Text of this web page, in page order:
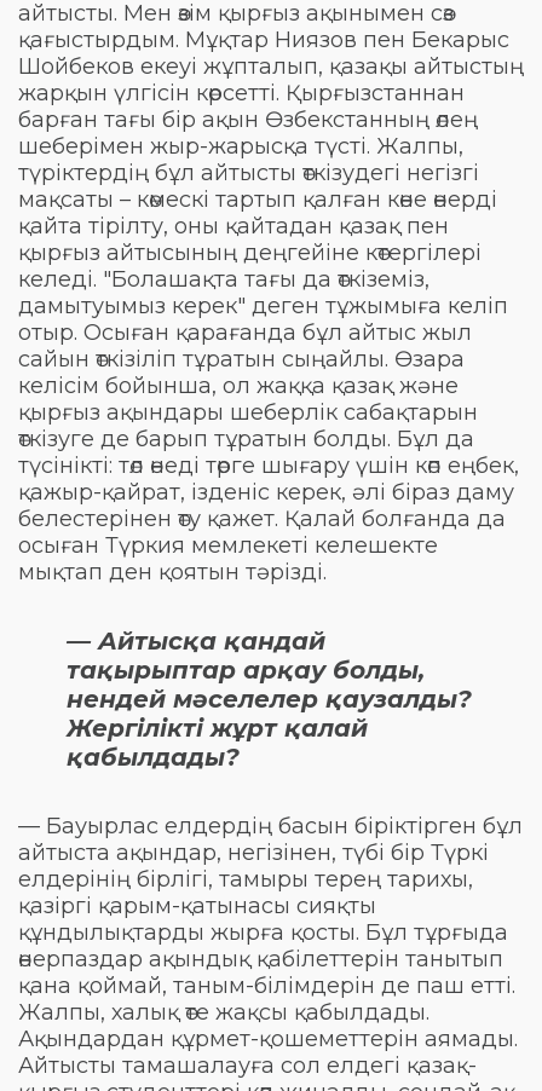
айтысты. Мен өзім қырғыз ақынымен сөз
қағыстырдым. Мұқтар Ниязов пен Бекарыс
Шойбеков екеуі жұпталып, қазақы айтыстың
жарқын үлгісін көрсетті. Қырғызстаннан
барған тағы бір ақын Өзбекстанның өлең
шеберімен жыр-жарысқа түсті. Жалпы,
түріктердің бұл айтысты өткізудегі негізгі
мақсаты – көмескі тартып қалған көне өнерді
қайта тірілту, оны қайтадан қазақ пен
қырғыз айтысының деңгейіне көтергілері
келеді. "Болашақта тағы да өткіземіз,
дамытуымыз керек" деген тұжымыға келіп
отыр. Осыған қарағанда бұл айтыс жыл
сайын өткізіліп тұратын сыңайлы. Өзара
келісім бойынша, ол жаққа қазақ және
қырғыз ақындары шеберлік сабақтарын
өткізуге де барып тұратын болды. Бұл да
түсінікті: төл өнеді төрге шығару үшін көп еңбек,
қажыр-қайрат, ізденіс керек, әлі біраз даму
белестерінен өту қажет. Қалай болғанда да
осыған Түркия мемлекеті келешекте
мықтап ден қоятын тәрізді.
— Айтысқа қандай
тақырыптар арқау болды,
нендей мәселелер қаузалды?
Жергілікті жұрт қалай
қабылдады?
— Бауырлас елдердің басын біріктірген бұл
айтыста ақындар, негізінен, түбі бір Түркі
елдерінің бірлігі, тамыры терең тарихы,
қазіргі қарым-қатынасы сияқты
құндылықтарды жырға қосты. Бұл тұрғыда
өнерпаздар ақындық қабілеттерін танытып
қана қоймай, таным-білімдерін де паш етті.
Жалпы, халық өте жақсы қабылдады.
Ақындардан құрмет-қошеметтерін аямады.
Айтысты тамашалауға сол елдегі қазақ-